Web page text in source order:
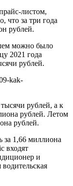
листом,
что за три года
рублей.
можно было
2021 года
рублей.
рублей, а к
рублей. Летом
рублей.
за 1,66 миллиона
входят
и